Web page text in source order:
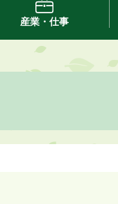
産業・仕事